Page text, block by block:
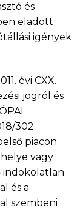
és
eladott
igények
évi CXX.
jogról és
302
piacon
vagy
indokolatlan
és a
szembeni